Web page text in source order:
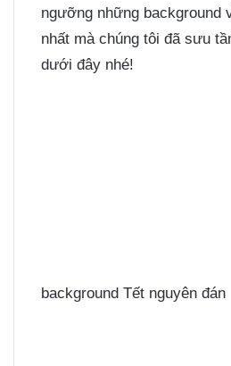
ngưỡng những background
nhất mà chúng tôi đã sưu
dưới đây nhé!
background Tết nguyên đán